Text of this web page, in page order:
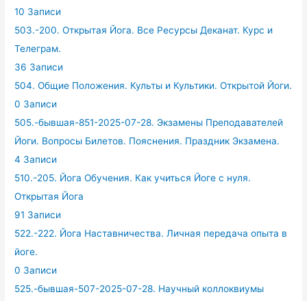
10 Записи
503.-200. Открытая Йога. Все Ресурсы Деканат. Курс и
Телеграм.
36 Записи
504. Общие Положения. Культы и Культики. Открытой Йоги.
0 Записи
505.-бывшая-851-2025-07-28. Экзамены Преподавателей
Йоги. Вопросы Билетов. Пояснения. Праздник Экзамена.
4 Записи
510.-205. Йога Обучения. Как учиться Йоге с нуля.
Открытая Йога
91 Записи
522.-222. Йога Наставничества. Личная передача опыта в
йоге.
0 Записи
525.-бывшая-507-2025-07-28. Научный коллоквиумы